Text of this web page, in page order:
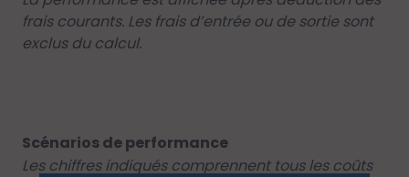
frais courants. Les frais d’entrée ou de sortie sont
exclus du calcul.
Scénarios de performance
Les chiffres indiqués comprennent tous les coûts